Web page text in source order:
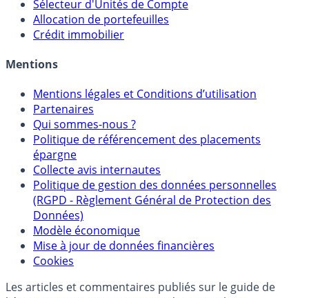
Sélecteur d'Assurance Vie
Sélecteur d'Unités de Compte
Crédit immobilier
Mentions
Mentions légales et Conditions d’utilisation
Partenaires
Qui sommes-nous ?
Politique de référencement des placements
épargne
Collecte avis internautes
Politique de gestion des données personnelles
(RGPD - Règlement Général de Protection des
Données)
Modèle économique
Cookies